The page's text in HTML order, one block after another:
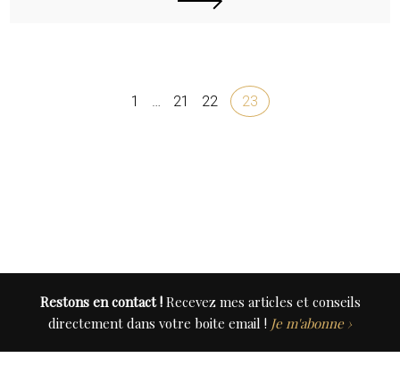
1 … 21 22 23
Restons en contact !Recevez mes articles et conseils
directement dans votre boite email ! Je m'abonne ›